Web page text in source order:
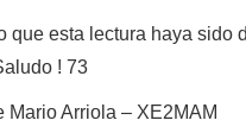
que esta lectura haya sido
! 73
Mario Arriola – XE2MAM